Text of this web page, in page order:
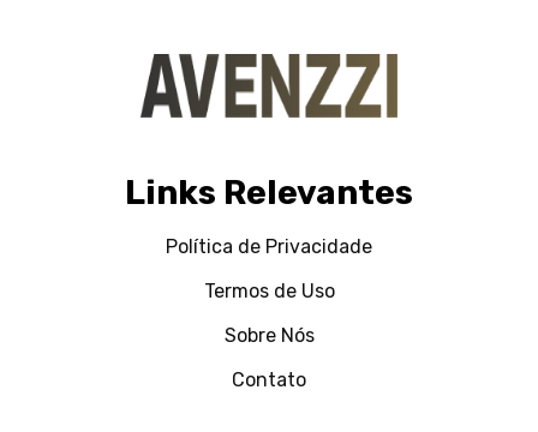
Links Relevantes
Política de Privacidade
Termos de Uso
Sobre Nós
Contato